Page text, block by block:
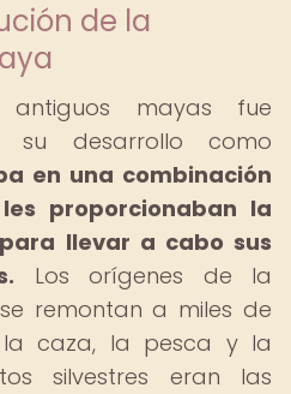
de la
mayas fue
su desarrollo como
en una combinación
proporcionaban la
llevar a cabo sus
Los orígenes de la
remontan a miles de
caza, la pesca y la
silvestres eran las